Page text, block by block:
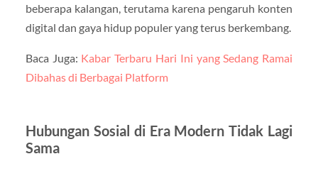
beberapa kalangan, terutama karena pengaruh konten
digital dan gaya hidup populer yang terus berkembang.
Baca Juga: Kabar Terbaru Hari Ini yang Sedang Ramai
Dibahas di Berbagai Platform
Hubungan Sosial di Era Modern Tidak Lagi
Sama